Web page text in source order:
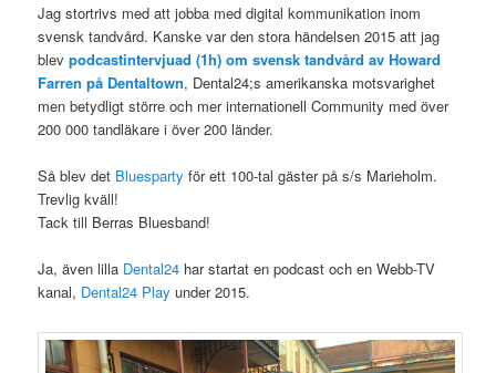
Jag stortrivs med att jobba med digital kommunikation inom
svensk tandvård. Kanske var den stora händelsen 2015 att jag
blevpodcastintervjuad (1h) om svensk tandvård av Howard
Farren på Dentaltown, Dental24;s amerikanska motsvarighet
men betydligt större och mer internationell Community med över
200 000 tandläkare i över 200 länder.
Så blev det Bluesparty för ett 100-tal gäster på s/s Marieholm.
Trevlig kväll!
Tack till Berras Bluesband!
Ja, även lilla Dental24 har startat en podcast och en Webb-TV
kanal, Dental24 Play under 2015.